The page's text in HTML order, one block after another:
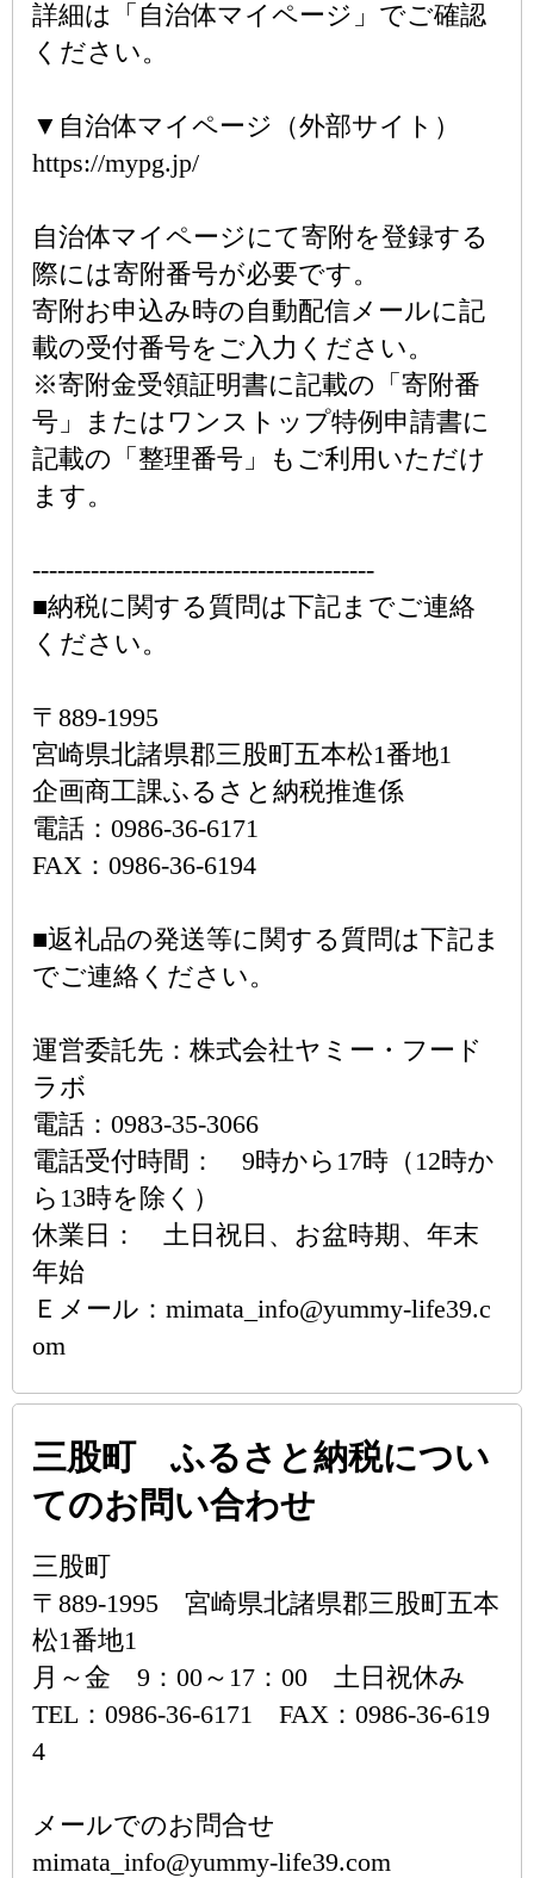
詳細は「自治体マイページ」でご確認
ください。
▼自治体マイページ（外部サイト）
https://mypg.jp/
自治体マイページにて寄附を登録する
際には寄附番号が必要です。
寄附お申込み時の自動配信メールに記
載の受付番号をご入力ください。
※寄附金受領証明書に記載の「寄附番
号」またはワンストップ特例申請書に
記載の「整理番号」もご利用いただけ
ます。
-----------------------------------------
■納税に関する質問は下記までご連絡
ください。
〒889-1995
宮崎県北諸県郡三股町五本松1番地1
企画商工課ふるさと納税推進係
電話：0986-36-6171
FAX：0986-36-6194
■返礼品の発送等に関する質問は下記ま
でご連絡ください。
運営委託先：株式会社ヤミー・フード
ラボ
電話：0983-35-3066
電話受付時間： 9時から17時（12時か
ら13時を除く）
休業日： 土日祝日、お盆時期、年末
年始
Ｅメール：mimata_info@yummy-life39.c
om
三股町 ふるさと納税につい
てのお問い合わせ
三股町
〒889-1995 宮崎県北諸県郡三股町五本
松1番地1
月～金 9：00～17：00 土日祝休み
TEL：0986-36-6171 FAX：0986-36-619
4
メールでのお問合せ
mimata_info@yummy-life39.com